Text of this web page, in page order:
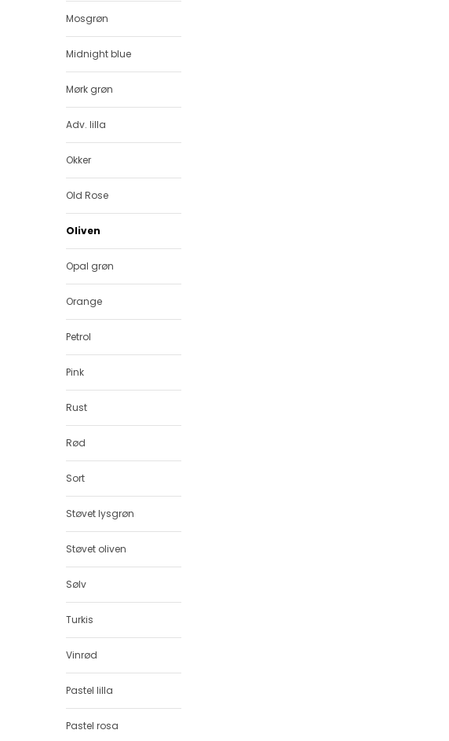
Mosgrøn
Midnight blue
Mørk grøn
Adv. lilla
Okker
Old Rose
Oliven
Opal grøn
Orange
Petrol
Pink
Rust
Rød
Sort
Støvet lysgrøn
Støvet oliven
Sølv
Turkis
Vinrød
Pastel lilla
Pastel rosa